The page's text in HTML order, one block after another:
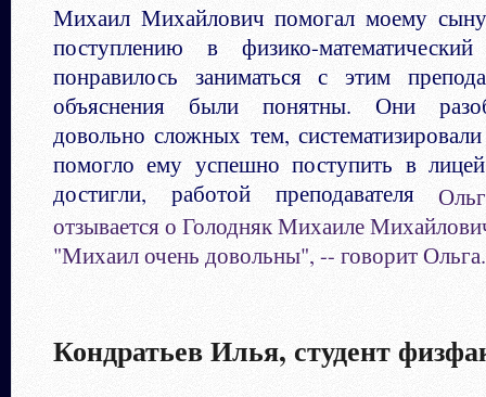
Михаил Михайлович помогал моему сыну
поступлению в физико-
понравилось заниматься с этим
объяснения были понятны. Они
довольно сложных тем,
помогло ему успешно поступить в
достигли, работой преподавателя
отзывается о Голодняк Михаиле
"Михаил очень довольны", -- говорит Ольга.
Кондратьев Илья, студент